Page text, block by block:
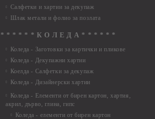
Салфетки и хартии за декупаж
Шлак метали и фолио за позлата
* * * * * * К О Л Е Д А * * * * * *
Коледа - Заготовки за картички и пликове
Коледа - Декупажни хартии
Коелда - Салфетки за декупаж
Коледа - Дизайнерски хартии
Коледа - Eлементи от бирен картон, хартия,
акрил, дърво, глина, гипс
Коледа - елементи от бирен картон